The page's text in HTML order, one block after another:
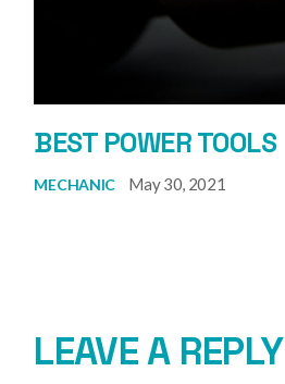
BEST POWER TOOLS
MECHANIC May 30, 2021
LEAVE A REPLY